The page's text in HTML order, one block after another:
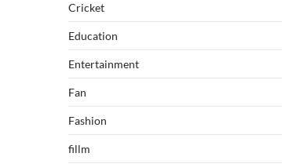
Cricket
Education
Entertainment
Fan
Fashion
fillm